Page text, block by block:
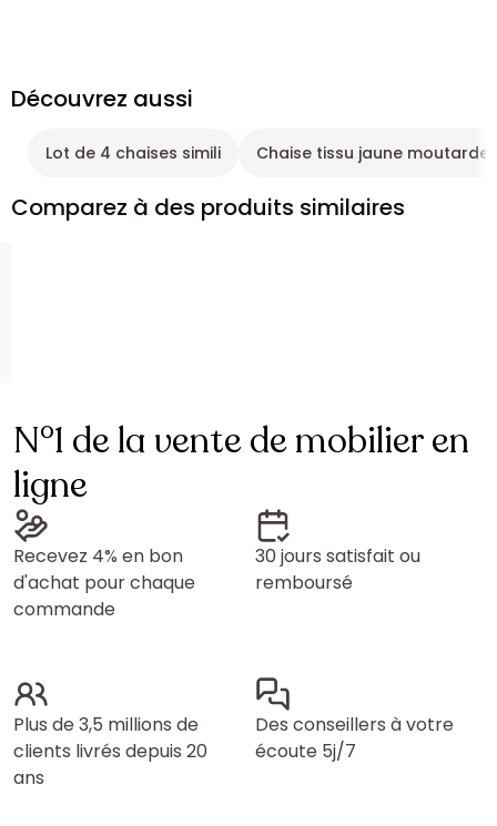
Découvrez aussi
Lot de 4 chaises simili Chaise tissu jaune moutarde
Comparez à des produits similaires
N°1 de la vente de mobilier en
ligne
Recevez 4% en bon
d'achat pour chaque
commande
30 jours satisfait ou
remboursé
Plus de 3,5 millions de
clients livrés depuis 20
ans
Des conseillers à votre
écoute 5j/7